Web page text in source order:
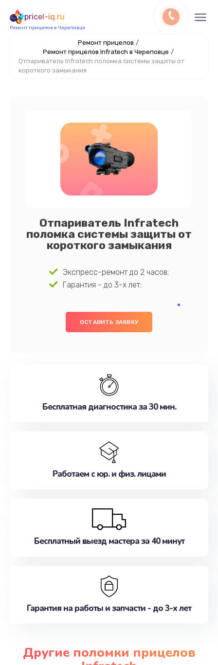
pricel-iq.ru
Ремонт прицелов в Череповце
Ремонт прицелов /
Ремонт прицелов Infratech в Череповце /
Отпариватель Infratech поломка системы защиты от
короткого замыкания
Отпариватель Infratech
поломка системы защиты от
короткого замыкания
Экспресс-ремонт до 2 часов;
Гарантия - до 3-х лет;
ОСТАВИТЬ ЗАЯВКУ
Бесплатная диагностика за 30 мин.
Работаем с юр. и физ. лицами
Бесплатный выезд мастера за 40 минут
Гарантия на работы и запчасти - до 3-х лет
Другие поломки прицелов